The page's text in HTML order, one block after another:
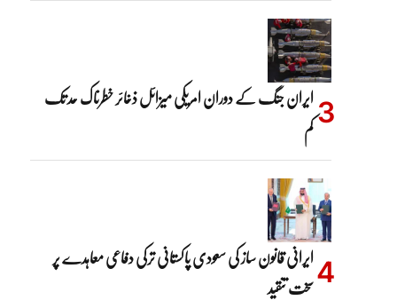
ایران جنگ کے دوران امریکی میزائل ذخائر خطرناک حد تک
کم
ایرانی قانون ساز کی سعودی پاکستانی ترکی دفاعی معاہدے پر
سخت تنقید